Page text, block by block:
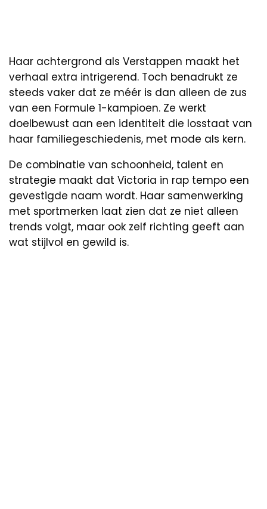
Haar achtergrond als Verstappen maakt het
verhaal extra intrigerend. Toch benadrukt ze
steeds vaker dat ze méér is dan alleen de zus
van een Formule 1-kampioen. Ze werkt
doelbewust aan een identiteit die losstaat van
haar familiegeschiedenis, met mode als kern.
De combinatie van schoonheid, talent en
strategie maakt dat Victoria in rap tempo een
gevestigde naam wordt. Haar samenwerking
met sportmerken laat zien dat ze niet alleen
trends volgt, maar ook zelf richting geeft aan
wat stijlvol en gewild is.